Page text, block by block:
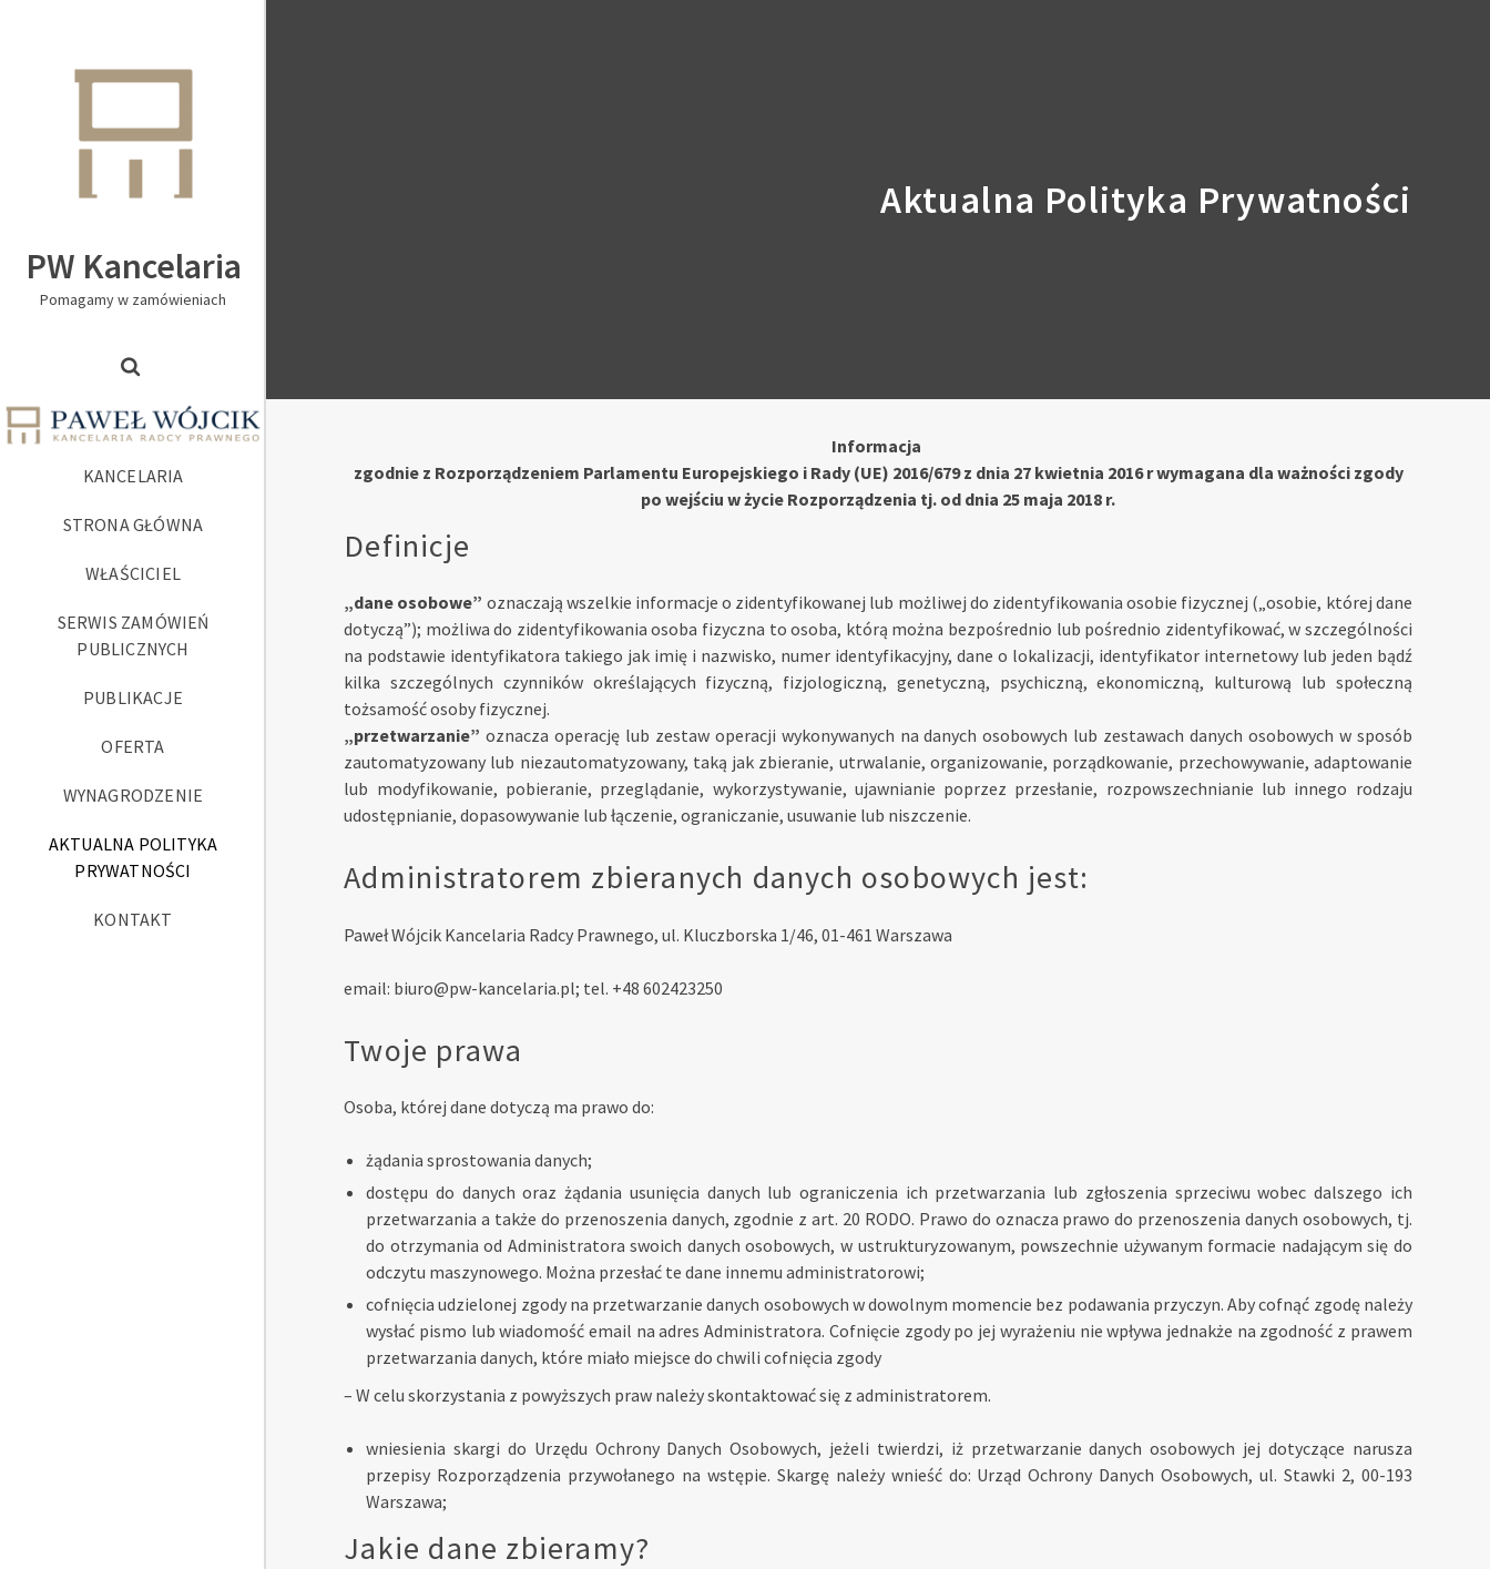
PW Kancelaria
Pomagamy w zamówieniach
KANCELARIA
STRONA GŁÓWNA
WŁAŚCICIEL
SERWIS ZAMÓWIEŃ
PUBLICZNYCH
PUBLIKACJE
OFERTA
WYNAGRODZENIE
AKTUALNA POLITYKA
PRYWATNOŚCI
KONTAKT
Aktualna Polityka Prywatności
Informacja
zgodnie z Rozporządzeniem Parlamentu Europejskiego i Rady (UE) 2016/679 z dnia 27 kwietnia 2016 r wymagana dla ważności zgody
po wejściu w życie Rozporządzenia tj. od dnia 25 maja 2018 r.
Definicje
„dane osobowe” oznaczają wszelkie informacje o zidentyfikowanej lub możliwej do zidentyfikowania osobie fizycznej („osobie, której dane
dotyczą”); możliwa do zidentyfikowania osoba fizyczna to osoba, którą można bezpośrednio lub pośrednio zidentyfikować, w szczególności
na podstawie identyfikatora takiego jak imię i nazwisko, numer identyfikacyjny, dane o lokalizacji, identyfikator internetowy lub jeden bądź
kilka szczególnych czynników określających fizyczną, fizjologiczną, genetyczną, psychiczną, ekonomiczną, kulturową lub społeczną
tożsamość osoby fizycznej.
„przetwarzanie” oznacza operację lub zestaw operacji wykonywanych na danych osobowych lub zestawach danych osobowych w sposób
zautomatyzowany lub niezautomatyzowany, taką jak zbieranie, utrwalanie, organizowanie, porządkowanie, przechowywanie, adaptowanie
lub modyfikowanie, pobieranie, przeglądanie, wykorzystywanie, ujawnianie poprzez przesłanie, rozpowszechnianie lub innego rodzaju
udostępnianie, dopasowywanie lub łączenie, ograniczanie, usuwanie lub niszczenie.
Administratorem zbieranych danych osobowych jest:
Paweł Wójcik Kancelaria Radcy Prawnego, ul. Kluczborska 1/46, 01-461 Warszawa
email: biuro@pw-kancelaria.pl; tel. +48 602423250
Twoje prawa
Osoba, której dane dotyczą ma prawo do:
żądania sprostowania danych;
dostępu do danych oraz żądania usunięcia danych lub ograniczenia ich przetwarzania lub zgłoszenia sprzeciwu wobec dalszego ich
przetwarzania a także do przenoszenia danych, zgodnie z art. 20 RODO. Prawo do oznacza prawo do przenoszenia danych osobowych, tj.
do otrzymania od Administratora swoich danych osobowych, w ustrukturyzowanym, powszechnie używanym formacie nadającym się do
odczytu maszynowego. Można przesłać te dane innemu administratorowi;
cofnięcia udzielonej zgody na przetwarzanie danych osobowych w dowolnym momencie bez podawania przyczyn. Aby cofnąć zgodę należy
wysłać pismo lub wiadomość email na adres Administratora. Cofnięcie zgody po jej wyrażeniu nie wpływa jednakże na zgodność z prawem
przetwarzania danych, które miało miejsce do chwili cofnięcia zgody
– W celu skorzystania z powyższych praw należy skontaktować się z administratorem.
wniesienia skargi do Urzędu Ochrony Danych Osobowych, jeżeli twierdzi, iż przetwarzanie danych osobowych jej dotyczące narusza
przepisy Rozporządzenia przywołanego na wstępie. Skargę należy wnieść do: Urząd Ochrony Danych Osobowych, ul. Stawki 2, 00-193
Warszawa;
Jakie dane zbieramy?